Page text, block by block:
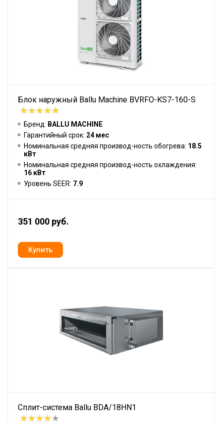
Блок наружный Ballu Machine BVRFO-KS7-160-S
Бренд: BALLU MACHINE
Гарантийный срок: 24 мес
Номинальная средняя производ-ность обогрева: 18.5
кВт
Номинальная средняя производ-ность охлаждения:
16 кВт
Уровень SEER: 7.9
351 000 руб.
Сплит-система Ballu BDA/18HN1